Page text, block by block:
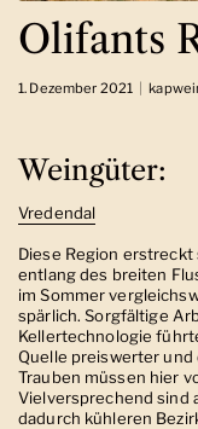
Olifants
1. Dezember 2021
Weingüter:
Vredendal
Diese Region erstreckt
entlang des breiten
im Sommer
spärlich. Sorgfältige
Kellertechnologie
Quelle preiswerter und
Trauben müssen hier
Vielversprechend sind
dadurch kühleren